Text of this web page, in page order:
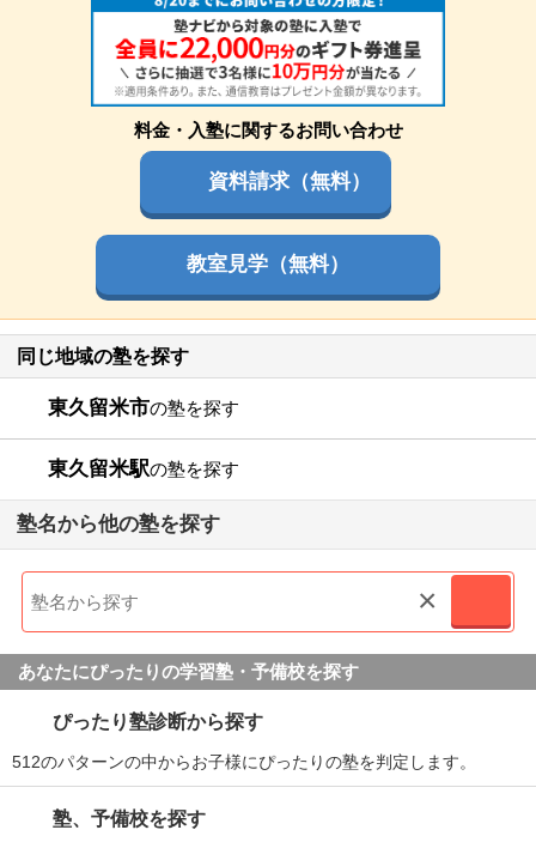
料金・入塾に関するお問い合わせ
資料請求（無料）
教室見学（無料）
同じ地域の塾を探す
東久留米市の塾を探す
東久留米駅の塾を探す
塾名から他の塾を探す
×
あなたにぴったりの学習塾・予備校を探す
ぴったり塾診断から探す
512のパターンの中からお子様にぴったりの塾を判定します。
塾、予備校を探す